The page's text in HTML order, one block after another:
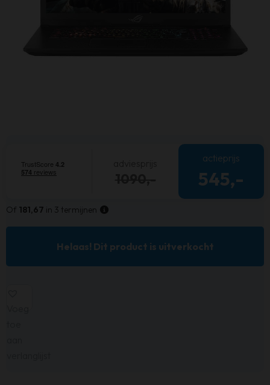
actieprijs
545,-
Of 181,67 in 3 termijnen
Helaas! Dit product is uitverkocht